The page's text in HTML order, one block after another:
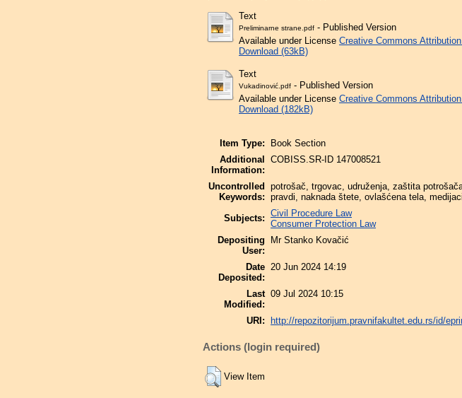
Text
Preliminarne strane.pdf - Published Version
Available under License Creative Commons
Download (63kB)
Text
Vukadinović.pdf - Published Version
Available under License Creative Commons
Download (182kB)
Item Type:
Book Section
Additional
Information:
COBISS.SR-ID 147008521
Uncontrolled
Keywords:
potrošač, trgovac, udruženja, zaštita
pravdi, naknada štete, ovlašćena tela,
Subjects: Civil Procedure Law
Consumer Protection Law
Depositing
User:
Mr Stanko Kovačić
Date
Deposited:
20 Jun 2024 14:19
Last
Modified:
09 Jul 2024 10:15
URI: http://repozitorijum.pravnifakultet.edu.rs/id/
Actions (login required)
View Item